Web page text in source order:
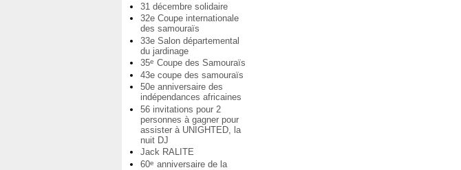
31 décembre solidaire
32e Coupe internationale
des samouraïs
33e Salon départemental
du jardinage
35e Coupe des Samouraïs
43e coupe des samouraïs
50e anniversaire des
indépendances africaines
56 invitations pour 2
personnes à gagner pour
assister à UNIGHTED, la
nuit DJ
Jack RALITE
60e anniversaire de la